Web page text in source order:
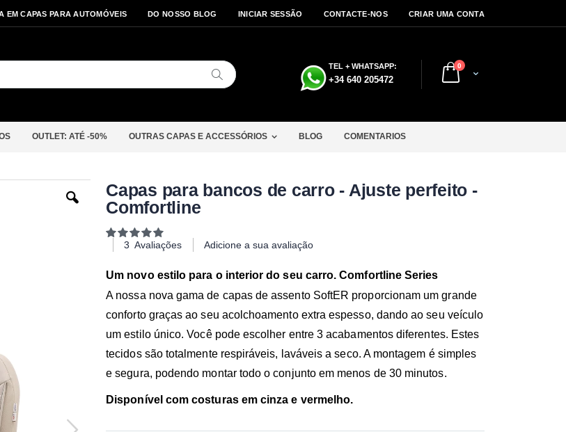
EM CAPAS PARA AUTOMÓVEIS DO NOSSO BLOG INICIAR SESSÃO CONTACTE-NOS CRIAR UMA CONTA
Cart
0artigos
Pesquisa
TEL + WHATSAPP:
+34 640 205472
OUTLET: ATÉ -50% OUTRAS CAPAS E ACCESSÓRIOS BLOG COMENTARIOS
Saltar
para
Galeria
Capas para bancos de carro - Ajuste perfeito -
Comfortline
Classificação:
100
3 Avaliações Adicione a sua avaliação
Um novo estilo para o interior do seu carro. Comfortline Series
A nossa nova gama de capas de assento SoftER proporcionam um grande
conforto graças ao seu acolchoamento extra espesso, dando ao seu veículo
um estilo único. Você pode escolher entre 3 acabamentos diferentes. Estes
tecidos são totalmente respiráveis, laváveis a seco. A montagem é simples
e segura, podendo montar todo o conjunto em menos de 30 minutos.
Disponível com costuras em cinza e vermelho.